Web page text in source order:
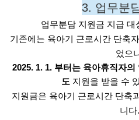
3. 업무분
업무분담 지원금 지급 대
기존에는 육아기 근로시간 단축
었으
2025. 1. 1. 부터는 육아휴직자
도 지원을 받을 수
지원금은 육아기 근로시간 단축
니다.